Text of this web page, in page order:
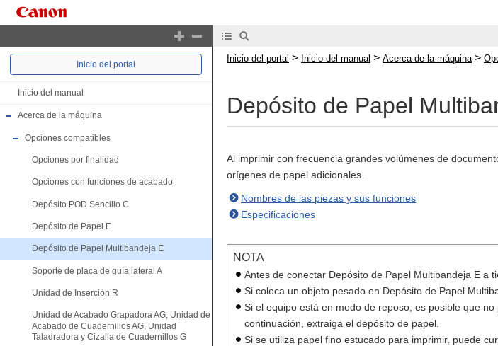
Inicio del portal
Inicio del manual
Acerca de la máquina
Opciones compatibles
Opciones por finalidad
Opciones con funciones de acabado
Depósito POD Sencillo C
Depósito de Papel E
Depósito de Papel Multibandeja E
Soporte de placa de guía lateral A
Unidad de Inserción R
Unidad de Acabado Grapadora AG, Unidad de
Acabado de Cuadernillos AG, Unidad
Taladradora y Cizalla de Cuadernillos G
Inicio del portal > Inicio del manual > Acerca de la máquina >
Depósito de Papel
Al imprimir con frecuencia grandes volúmenes de
orígenes de papel adicionales.
Nombres de las piezas y sus funciones
Especificaciones
NOTA
Antes de conectar Depósito de Papel Multibandeja E a
Si coloca un objeto pesado en Depósito de Papel
Si el equipo está en modo de reposo, es posible que
continuación, extraiga el depósito de papel.
Si se utiliza papel fino estucado para imprimir, puede